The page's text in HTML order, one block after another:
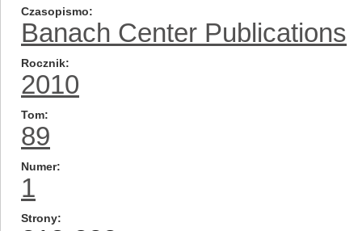
Czasopismo
Banach Center Publications
Rocznik
2010
Tom
89
Numer
1
Strony